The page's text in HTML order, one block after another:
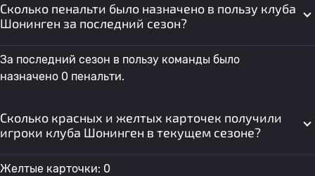
Сколько пенальти было назначено в пользу клуба
Шонинген за последний сезон?
За последний сезон в пользу команды было
назначено 0 пенальти.
Сколько красных и желтых карточек получили
игроки клуба Шонинген в текущем сезоне?
Желтые карточки: 0